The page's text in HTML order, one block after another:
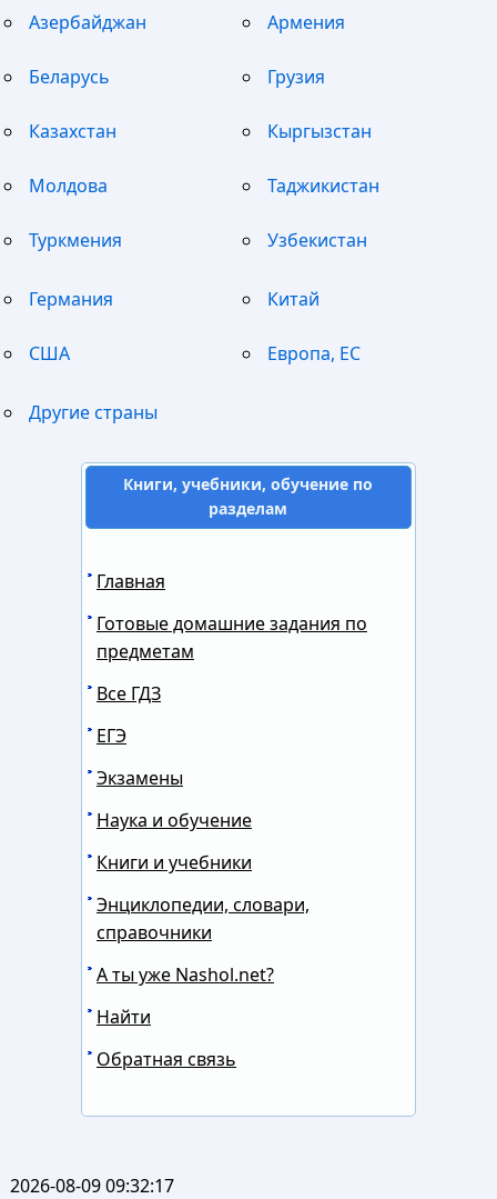
Азербайджан Армения
Беларусь Грузия
Казахстан Кыргызстан
Молдова Таджикистан
Туркмения Узбекистан
Германия Китай
США Европа, ЕС
Другие страны
Книги, учебники, обучение по
разделам
Главная
Готовые домашние задания по
предметам
Все ГДЗ
ЕГЭ
Экзамены
Наука и обучение
Книги и учебники
Энциклопедии, словари,
справочники
А ты уже Nashol.net?
Найти
Обратная связь
2026-08-09 09:32:17